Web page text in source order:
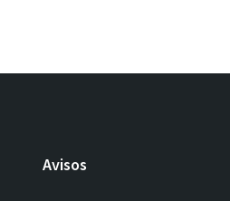
Avisos